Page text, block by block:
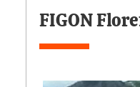
FIGON